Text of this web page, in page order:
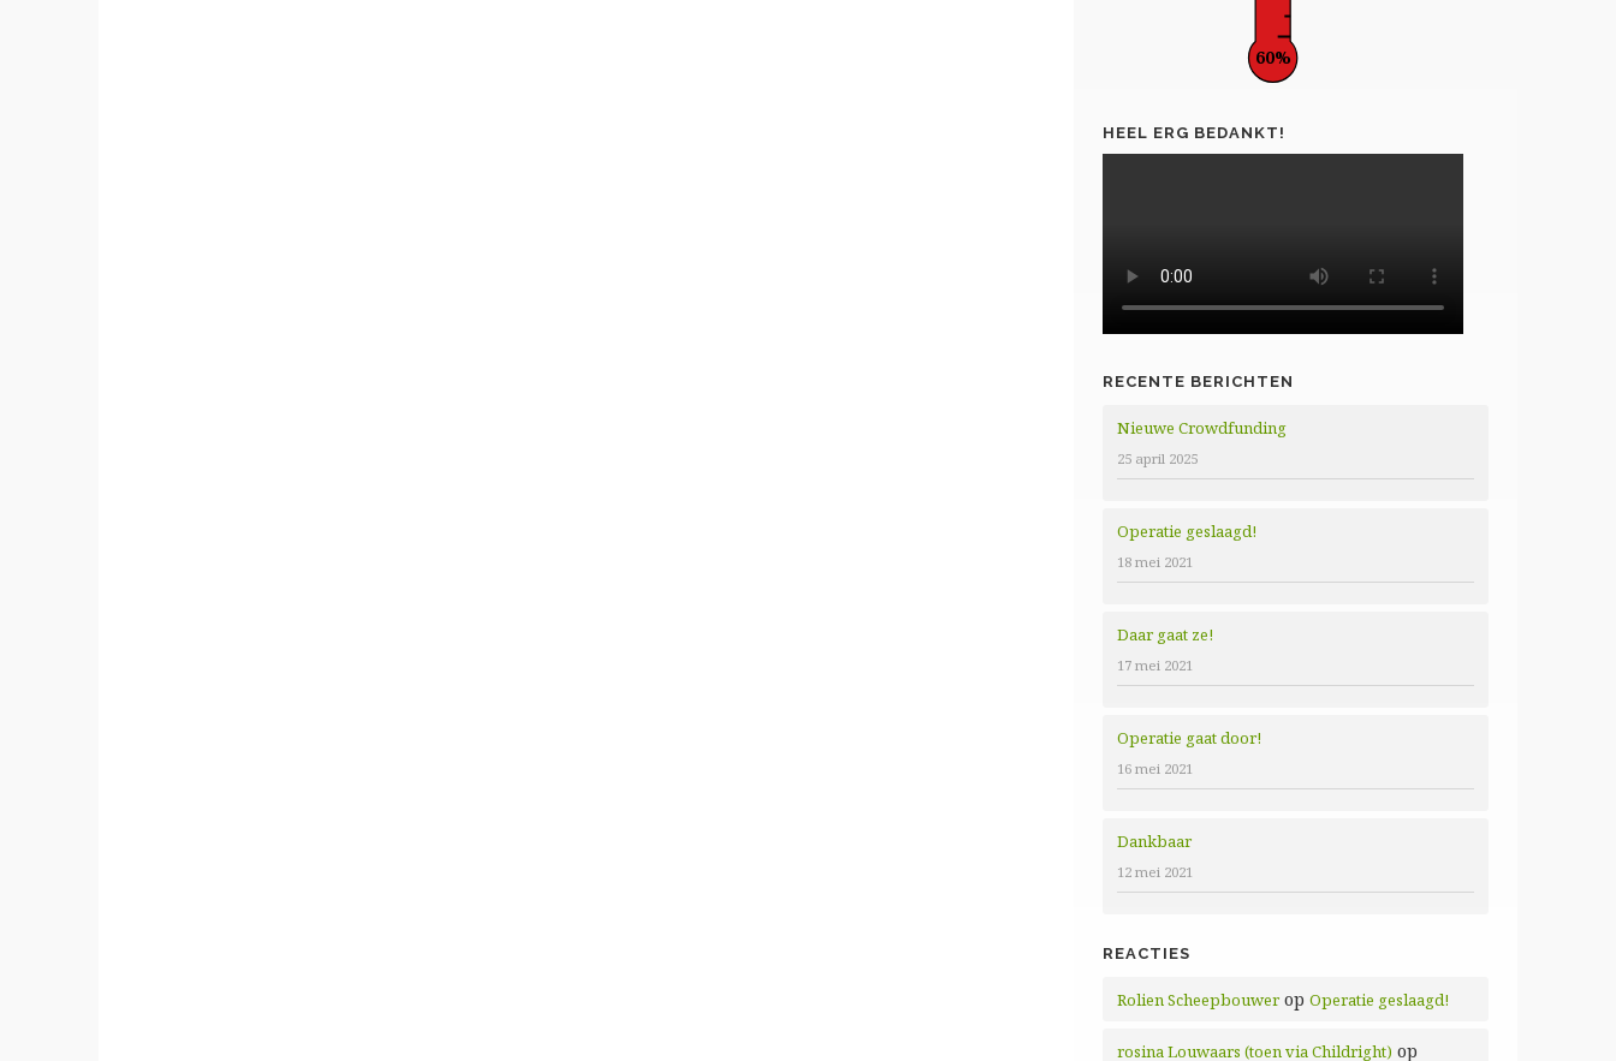
60%
HEEL ERG BEDANKT!
RECENTE BERICHTEN
Nieuwe Crowdfunding
25 april 2025
Operatie geslaagd!
18 mei 2021
Daar gaat ze!
17 mei 2021
Operatie gaat door!
16 mei 2021
Dankbaar
12 mei 2021
REACTIES
Rolien Scheepbouwer opOperatie geslaagd!
rosina Louwaars (toen via Childright) op